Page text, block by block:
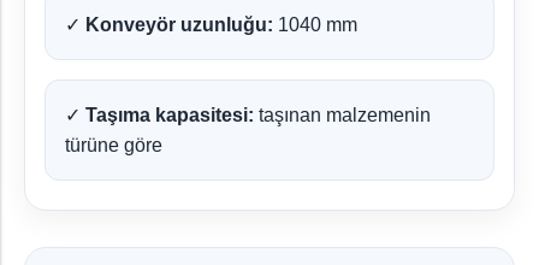
✓ Konveyör uzunluğu: 1040 mm
✓ Taşıma kapasitesi: taşınan malzemenin
türüne göre